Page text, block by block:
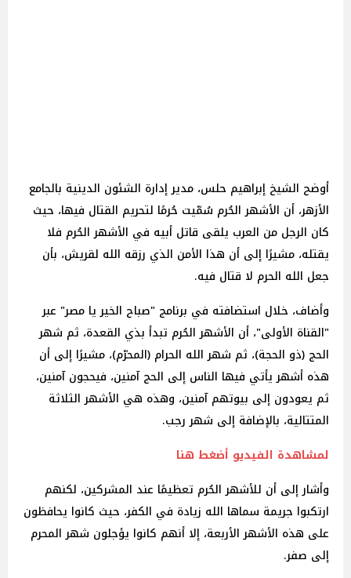
أوضح الشيخ إبراهيم حلس، مدير إدارة الشئون الدينية بالجامع
الأزهر، أن الأشهر الحُرم سُمّيت حُرمًا لتحريم القتال فيها، حيث
كان الرجل من العرب يلقى قاتل أبيه في الأشهر الحُرم فلا
يقتله، مشيرًا إلى أن هذا الأمن الذي رزقه الله لقريش، بأن
جعل الله الحرم لا قتال فيه.
وأضاف، خلال استضافته في برنامج "صباح الخير يا مصر" عبر
"القناة الأولى"، أن الأشهر الحُرم تبدأ بذي القعدة، ثم شهر
الحج (ذو الحجة)، ثم شهر الله الحرام (المحرّم)، مشيرًا إلى أن
هذه أشهر يأتي فيها الناس إلى الحج آمنين، فيحجون آمنين،
ثم يعودون إلى بيوتهم آمنين، وهذه هي الأشهر الثلاثة
المتتالية، بالإضافة إلى شهر رجب.
لمشاهدة الفيديو أضغط هنا
وأشار إلى أن للأشهر الحُرم تعظيمًا عند المشركين، لكنهم
ارتكبوا جريمة سماها الله زيادة في الكفر، حيث كانوا يحافظون
على هذه الأشهر الأربعة، إلا أنهم كانوا يؤجلون شهر المحرم
إلى صفر.